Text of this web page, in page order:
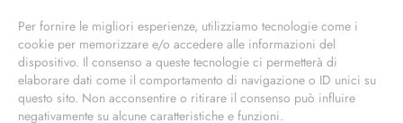
Per fornire le migliori esperienze, utilizziamo tecnologie come i
cookie per memorizzare e/o accedere alle informazioni del
dispositivo. Il consenso a queste tecnologie ci permetterà di
elaborare dati come il comportamento di navigazione o ID unici su
questo sito. Non acconsentire o ritirare il consenso può influire
negativamente su alcune caratteristiche e funzioni.
info@masterphil.it